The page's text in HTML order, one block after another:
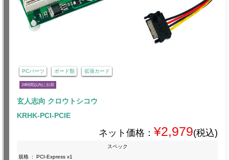
PCパーツ ボード類 拡張カード
24時間以内に出荷
玄人志向 クロウトシコウ
KRHK-PCI-PCIE
ネット価格： ¥2,979(税込)
スペック
規格 : PCI-Express x1